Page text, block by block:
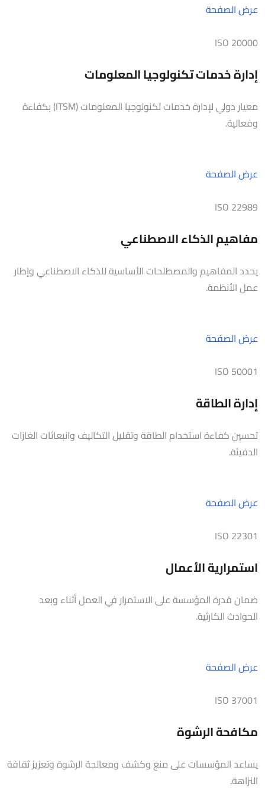
عرض الصفحة
ISO 20000
إدارة خدمات تكنولوجيا المعلومات
معيار دولي لإدارة خدمات تكنولوجيا المعلومات (ITSM) بكفاءة
وفعالية.
عرض الصفحة
ISO 22989
مفاهيم الذكاء الاصطناعي
يحدد المفاهيم والمصطلحات الأساسية للذكاء الاصطناعي وإطار
عمل الأنظمة.
عرض الصفحة
ISO 50001
إدارة الطاقة
تحسين كفاءة استخدام الطاقة وتقليل التكاليف وانبعاثات الغازات
الدفيئة.
عرض الصفحة
ISO 22301
استمرارية الأعمال
ضمان قدرة المؤسسة على الاستمرار في العمل أثناء وبعد
الحوادث الكارثية.
عرض الصفحة
ISO 37001
مكافحة الرشوة
يساعد المؤسسات على منع وكشف ومعالجة الرشوة وتعزيز ثقافة
النزاهة.